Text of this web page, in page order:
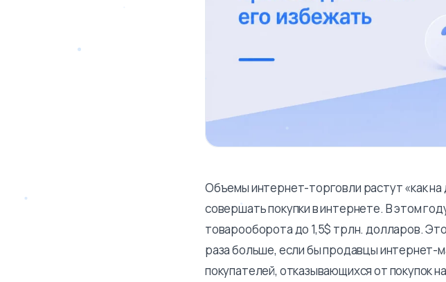
Объемы интернет-торговли растут «как
совершать покупки в интернете. В этом
товарооборота до 1,5$ трлн. долларов.
раза больше, если бы продавцы интернет-
покупателей, отказывающихся от покупок